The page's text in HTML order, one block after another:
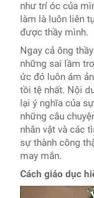
như trí óc của
làm là luôn liên
được thầy mình.
Ngay cả ông
những sai lầm
ức đó luôn ám
tồi tệ nhất. Nội
lại ý nghĩa của
những câu
nhân vật và các
sự thành công
may mắn.
Cách giáo dục